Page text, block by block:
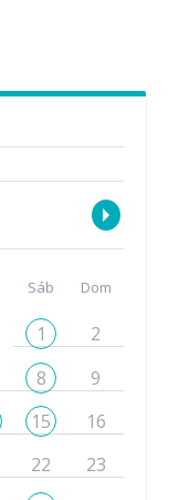
Sáb Dom
1
2
8
9
15
16
22
23